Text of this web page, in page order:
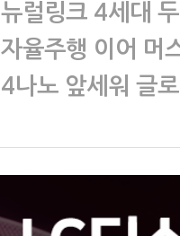
뉴럴링크 4세대
자율주행 이어 머
4나노 앞세워 글